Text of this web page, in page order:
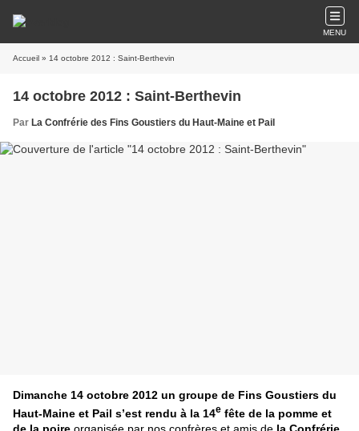
MENU
Accueil » 14 octobre 2012 : Saint-Berthevin
14 octobre 2012 : Saint-Berthevin
Par La Confrérie des Fins Goustiers du Haut-Maine et Pail
Dimanche 14 octobre 2012 un groupe de Fins Goustiers du
Haut-Maine et Pail s’est rendu à la 14e fête de la pomme et